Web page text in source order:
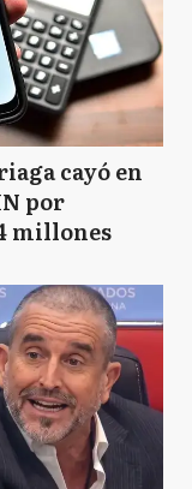
cayó en
por
millones